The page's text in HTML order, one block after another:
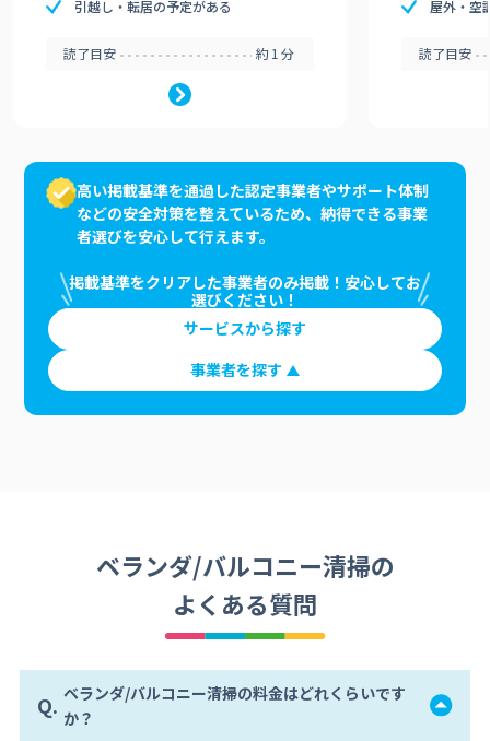
引越し・転居の予定がある
読了目安 約1分
屋外・空
読了目安
高い掲載基準を通過した認定事業者やサポート体制
などの安全対策を整えているため、納得できる事業
者選びを安心して行えます。
掲載基準をクリアした事業者のみ掲載！安心してお
選びください！
サービスから探す
事業者を探す
ベランダ/バルコニー清掃の
よくある質問
Q. ベランダ/バルコニー清掃の料金はどれくらいです
か？